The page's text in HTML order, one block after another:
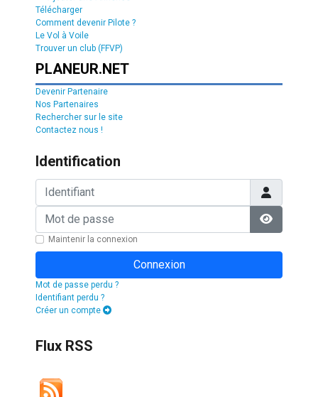
Télécharger
Comment devenir Pilote ?
Le Vol à Voile
Trouver un club (FFVP)
PLANEUR.NET
Devenir Partenaire
Nos Partenaires
Rechercher sur le site
Contactez nous !
Identification
Afficher
Maintenir la connexion
Connexion
Mot de passe perdu ?
Identifiant perdu ?
Créer un compte
Flux RSS